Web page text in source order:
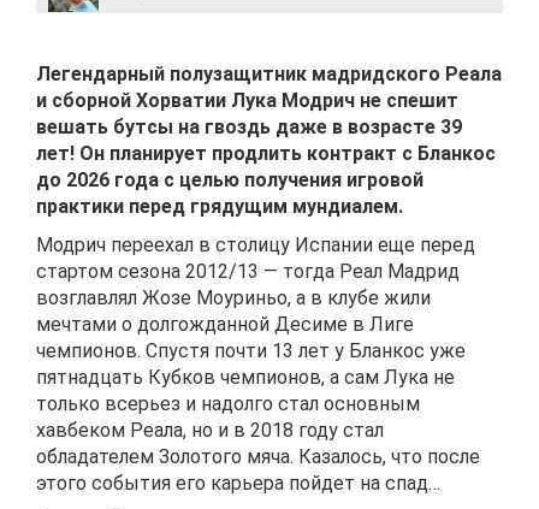
Легендарный полузащитник мадридского Реала
и сборной Хорватии Лука Модрич не спешит
вешать бутсы на гвоздь даже в возрасте 39
лет! Он планирует продлить контракт с Бланкос
до 2026 года с целью получения игровой
практики перед грядущим мундиалем.
Модрич переехал в столицу Испании еще перед
стартом сезона 2012/13 — тогда Реал Мадрид
возглавлял Жозе Моуриньо, а в клубе жили
мечтами о долгожданной Десиме в Лиге
чемпионов. Спустя почти 13 лет у Бланкос уже
пятнадцать Кубков чемпионов, а сам Лука не
только всерьез и надолго стал основным
хавбеком Реала, но и в 2018 году стал
обладателем Золотого мяча. Казалось, что после
этого события его карьера пойдет на спад…